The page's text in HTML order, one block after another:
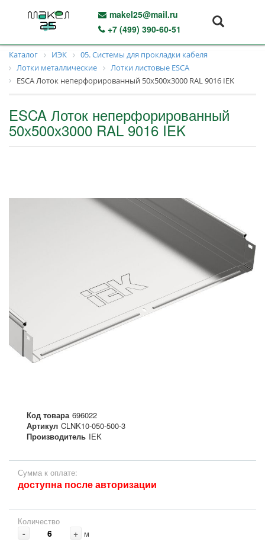
makel25@mail.ru
+7 (499) 390-60-51
Каталог ИЭК
05. Системы для прокладки кабеля
Лотки металлические
Лотки листовые ESCA
ESCA Лоток неперфорированный 50х500х3000 RAL 9016 IEK
ESCA Лоток неперфорированный
50х500х3000 RAL 9016 IEK
Код товара 696022
Артикул CLNK10-050-500-3
Производитель IEK
Сумма к оплате:
доступна после авторизации
Количество
- + м